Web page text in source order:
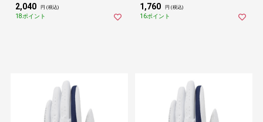
2,040 円 (税込)
18ポイント
1,760 円 (税込)
16ポイント